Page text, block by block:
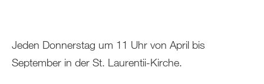
Jeden Donnerstag um 11 Uhr von April bis
September in der St. Laurentii-Kirche.